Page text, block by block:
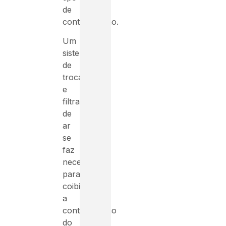
de
contaminação.
Um
sistema
de
troca
e
filtragem
de
ar
se
faz
necessário
para
coibir
a
contaminação
do